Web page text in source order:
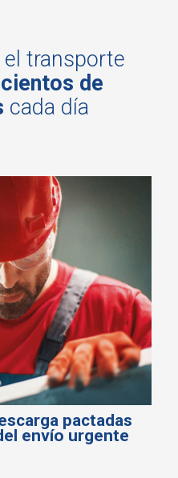
transporte
cientos de
cada día
pactadas
envío urgente